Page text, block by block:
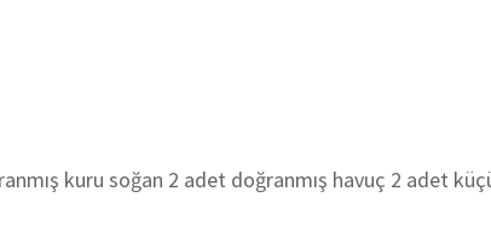
kuru soğan 2 adet doğranmış havuç 2 adet